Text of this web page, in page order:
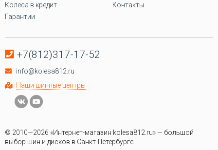
Колеса в кредит
Гарантии
Контакты
+7(812)317-17-52
info@kolesa812.ru
Наши шинные центры
© 2010—2026 «Интернет-магазин kolesa812.ru» — большой
выбор шин и дисков в Санкт-Петербурге